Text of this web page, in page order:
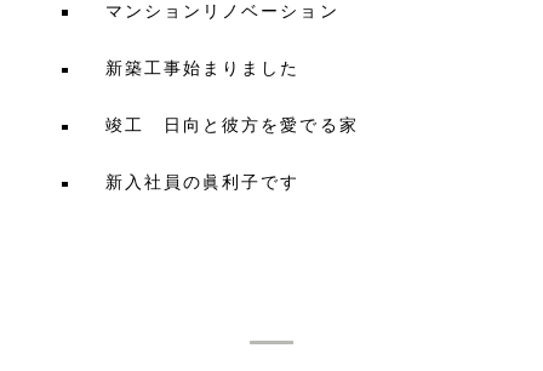
マンションリノベーション
新築工事始まりました
竣工 日向と彼方を愛でる家
新入社員の眞利子です